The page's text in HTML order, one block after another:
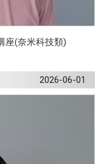
座(奈米科技類)
2026-06-01